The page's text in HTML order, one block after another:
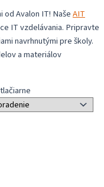
Avalon IT! NašeAIT
IT vzdelávania. Pripravte
navrhnutými pre školy.
a materiálov